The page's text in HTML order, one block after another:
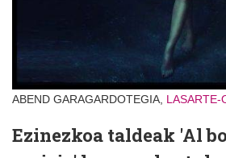
ABEND GARAGARDOTEGIA, LASARTE-
Ezinezkoa taldeak 'Al